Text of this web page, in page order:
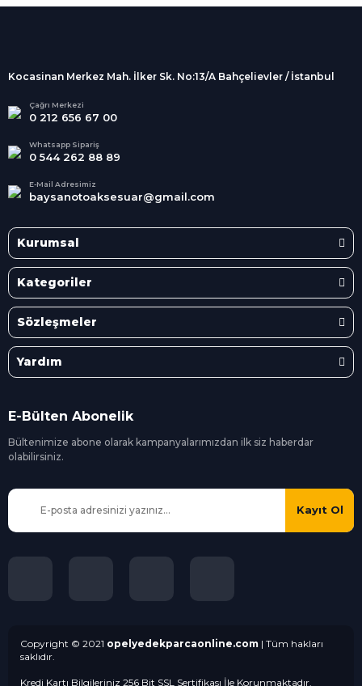
Alışveriş
kargolanmaktadır.
Tüm Kredi Kartlarına taksit
seçenekleri
Kocasinan Merkez Mah. İlker Sk. No:13/A Bahçelievler / İstanbul
Çağrı Merkezi
0 212 656 67 00
Whatsapp Sipariş
0 544 262 88 89
E-Mail Adresimiz
baysanotoaksesuar@gmail.com
Kurumsal
Kategoriler
Sözleşmeler
Yardım
E-Bülten Abonelik
Bültenimize abone olarak kampanyalarımızdan ilk siz haberdar
olabilirsiniz.
Kayıt Ol
Copyright © 2021 opelyedekparcaonline.com | Tüm hakları
saklıdır.
Kredi Kartı Bilgileriniz 256 Bit SSL Sertifikası İle Korunmaktadır.